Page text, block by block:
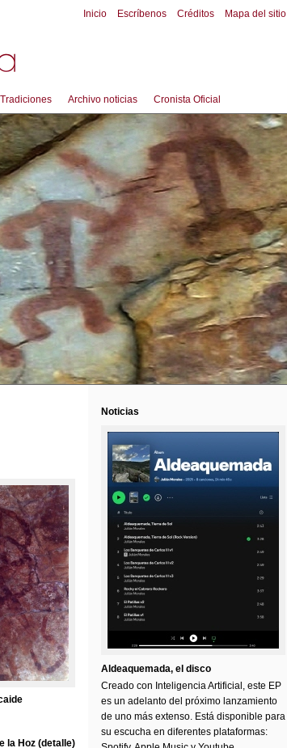
Inicio Escríbenos Créditos Mapa del sitio
Tradiciones Archivo noticias Cronista Oficial
la Hoz (detalle)
Noticias
Aldeaquemada, el disco
Creado con Inteligencia Artificial, este EP
es un adelanto del próximo lanzamiento
de uno más extenso. Está disponible para
su escucha en diferentes plataformas: